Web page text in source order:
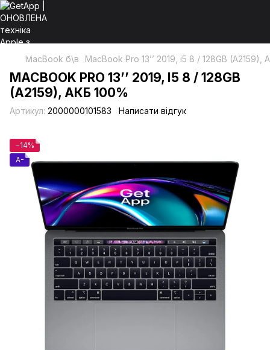
MacBook б\в MacBook Pro 13’’ 2019, i5 8 / 128GB (A2159),
MACBOOK PRO 13’’ 2019, I5 8 / 128GB
(A2159), АКБ 100%
Артикул: 2000000101583 Написати відгук
−14%
A-